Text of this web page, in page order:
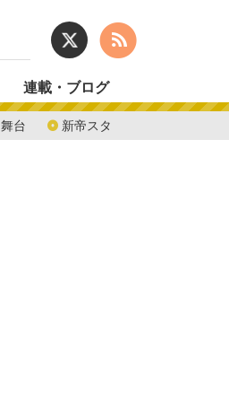
舞台 新帝スタ
連載・ブログ